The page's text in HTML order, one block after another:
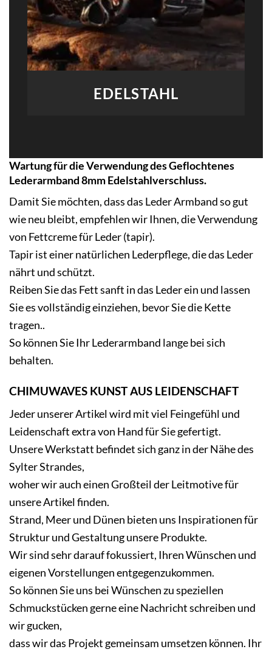
EDELSTAHL
Wartung für die Verwendung des Geflochtenes
Lederarmband 8mm Edelstahlverschluss.
Damit Sie möchten, dass das Leder Armband so gut
wie neu bleibt, empfehlen wir Ihnen, die Verwendung
von Fettcreme für Leder (tapir).
Tapir ist einer natürlichen Lederpflege, die das Leder
nährt und schützt.
Reiben Sie das Fett sanft in das Leder ein und lassen
Sie es vollständig einziehen, bevor Sie die Kette
tragen..
So können Sie Ihr Lederarmband lange bei sich
behalten.
CHIMUWAVES KUNST AUS LEIDENSCHAFT
Jeder unserer Artikel wird mit viel Feingefühl und
Leidenschaft extra von Hand für Sie gefertigt.
Unsere Werkstatt befindet sich ganz in der Nähe des
Sylter Strandes,
woher wir auch einen Großteil der Leitmotive für
unsere Artikel finden.
Strand, Meer und Dünen bieten uns Inspirationen für
Struktur und Gestaltung unsere Produkte.
Wir sind sehr darauf fokussiert, Ihren Wünschen und
eigenen Vorstellungen entgegenzukommen.
So können Sie uns bei Wünschen zu speziellen
Schmuckstücken gerne eine Nachricht schreiben und
wir gucken,
dass wir das Projekt gemeinsam umsetzen können. Ihr